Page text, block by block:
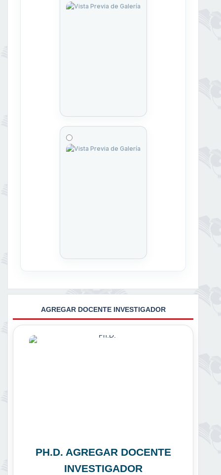
AGREGAR DOCENTE INVESTIGADOR
PH.D. AGREGAR DOCENTE
INVESTIGADOR